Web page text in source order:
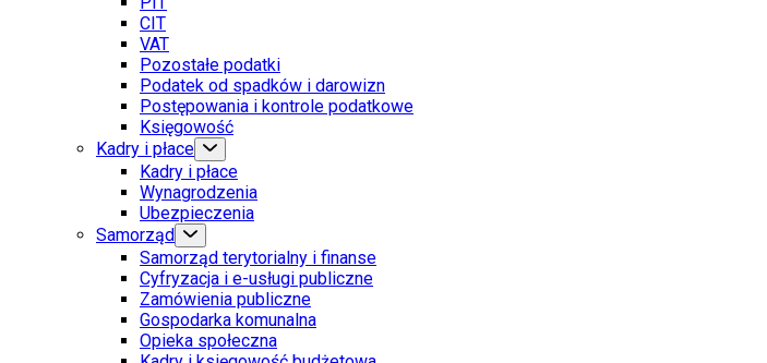
CIT
VAT
Pozostałe podatki
Podatek od spadków i darowizn
Postępowania i kontrole podatkowe
Księgowość
Kadry i płace
Kadry i płace
Wynagrodzenia
Ubezpieczenia
Samorząd
Samorząd terytorialny i finanse
Cyfryzacja i e-usługi publiczne
Zamówienia publiczne
Gospodarka komunalna
Opieka społeczna